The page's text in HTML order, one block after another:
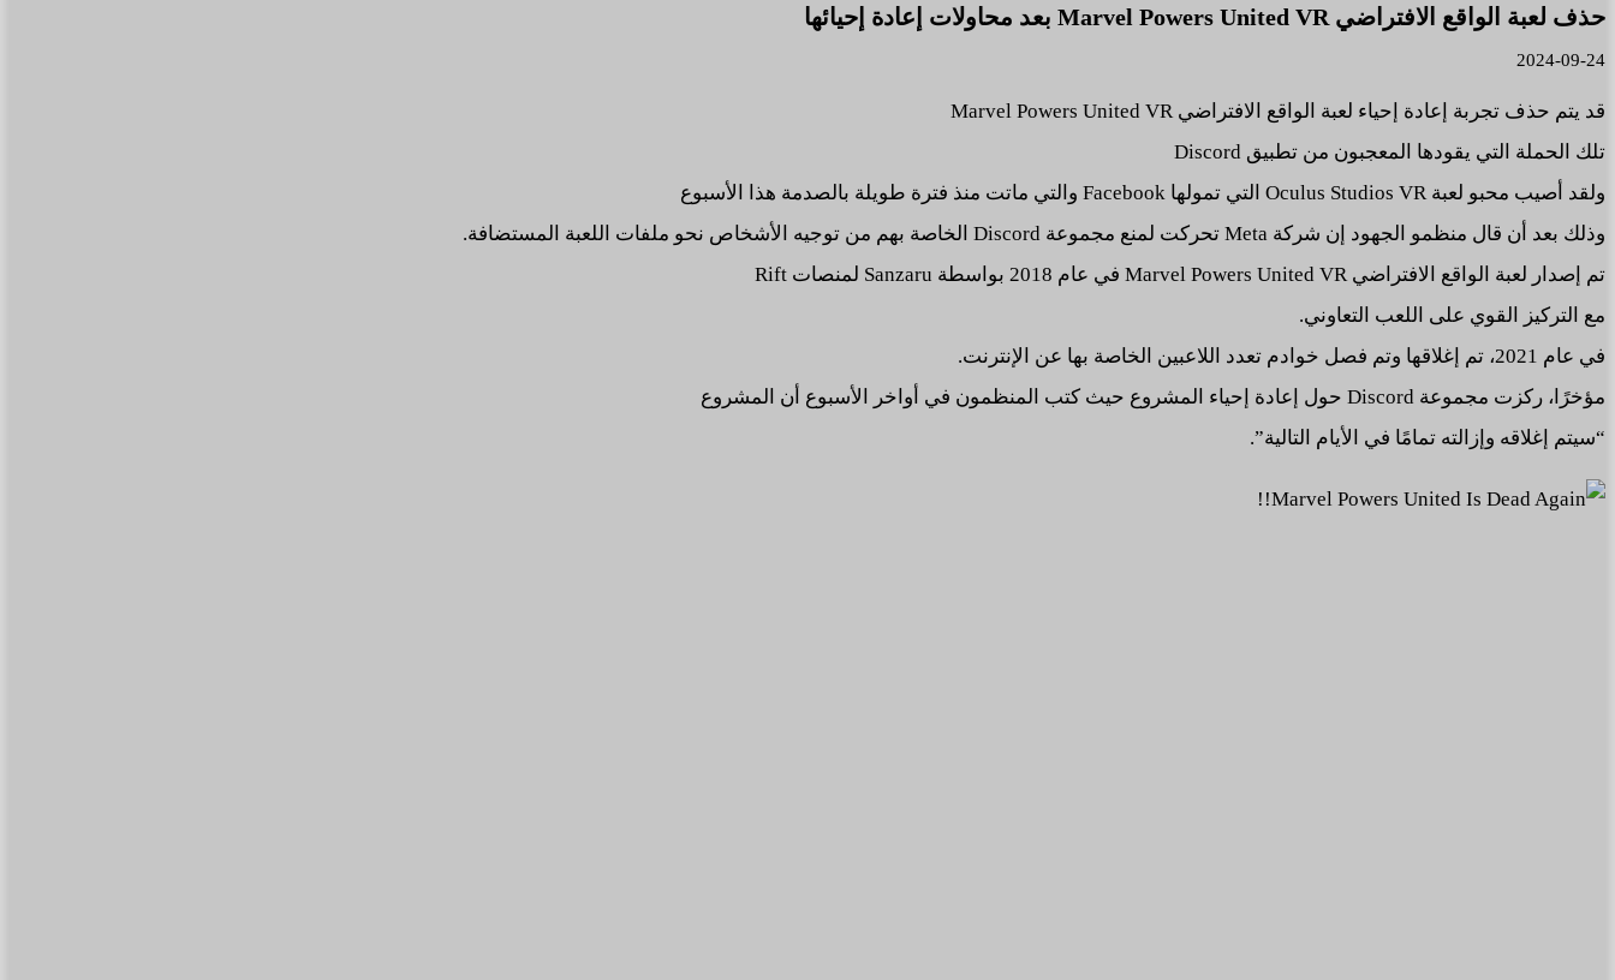
حذف لعبة الواقع الافتراضي Marvel Powers United VR بعد محاولات إعادة إحيائها
2024-09-24
قد يتم حذف تجربة إعادة إحياء لعبة الواقع الافتراضي Marvel Powers United VR
تلك الحملة التي يقودها المعجبون من تطبيق Discord
ولقد أصيب محبو لعبة Oculus Studios VR التي تمولها Facebook والتي ماتت منذ فترة طويلة بالصدمة هذا الأسبوع
وذلك بعد أن قال منظمو الجهود إن شركة Meta تحركت لمنع مجموعة Discord الخاصة بهم من توجيه الأشخاص نحو ملفات اللعبة المستضافة.
تم إصدار لعبة الواقع الافتراضي Marvel Powers United VR في عام 2018 بواسطة Sanzaru لمنصات Rift
مع التركيز القوي على اللعب التعاوني.
في عام 2021، تم إغلاقها وتم فصل خوادم تعدد اللاعبين الخاصة بها عن الإنترنت.
مؤخرًا، ركزت مجموعة Discord حول إعادة إحياء المشروع حيث كتب المنظمون في أواخر الأسبوع أن المشروع
“سيتم إغلاقه وإزالته تمامًا في الأيام التالية”.